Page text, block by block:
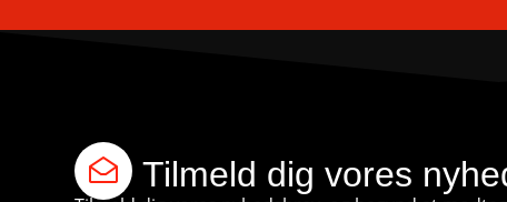
Tilmeld dig vores